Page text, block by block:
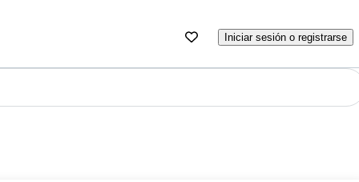
Iniciar sesión o registrarse